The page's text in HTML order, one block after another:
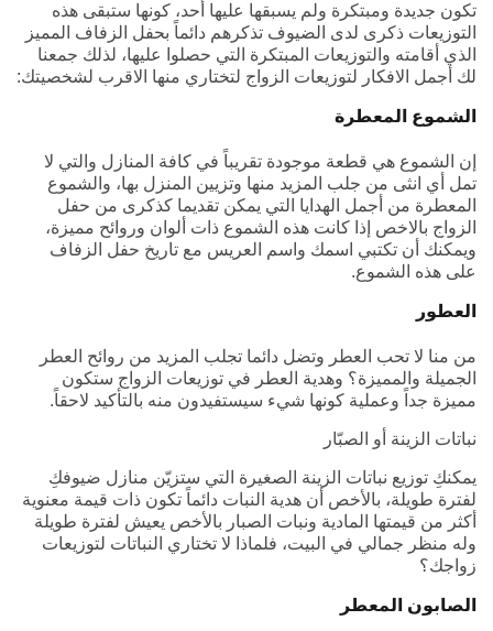
تكون جديدة ومبتكرة ولم يسبقها عليها أحد، كونها ستبقى هذه
التوزيعات ذكرى لدى الضيوف تذكرهم دائماً بحفل الزفاف المميز
الذي أقامته والتوزيعات المبتكرة التي حصلوا عليها، لذلك جمعنا
لك أجمل الافكار لتوزيعات الزواج لتختاري منها الاقرب لشخصيتك:
الشموع المعطرة
إن الشموع هي قطعة موجودة تقريباً في كافة المنازل والتي لا
تمل أي انثى من جلب المزيد منها وتزيين المنزل بها، والشموع
المعطرة من أجمل الهدايا التي يمكن تقديما كذكرى من حفل
الزواج بالاخص إذا كانت هذه الشموع ذات ألوان وروائح مميزة،
ويمكنك أن تكتبي اسمك واسم العريس مع تاريخ حفل الزفاف
على هذه الشموع.
العطور
من منا لا تحب العطر وتضل دائما تجلب المزيد من روائح العطر
الجميلة والمميزة؟ وهدية العطر في توزيعات الزواج ستكون
مميزة جداً وعملية كونها شيء سيستفيدون منه بالتأكيد لاحقاً.
نباتات الزينة أو الصبّار
يمكنكِ توزيع نباتات الزينة الصغيرة التي ستزيّن منازل ضيوفكِ
لفترة طويلة، بالأخص أن هدية النبات دائماً تكون ذات قيمة معنوية
أكثر من قيمتها المادية ونبات الصبار بالأخص يعيش لفترة طويلة
وله منظر جمالي في البيت، فلماذا لا تختاري النباتات لتوزيعات
زواجك؟
الصابون المعطر